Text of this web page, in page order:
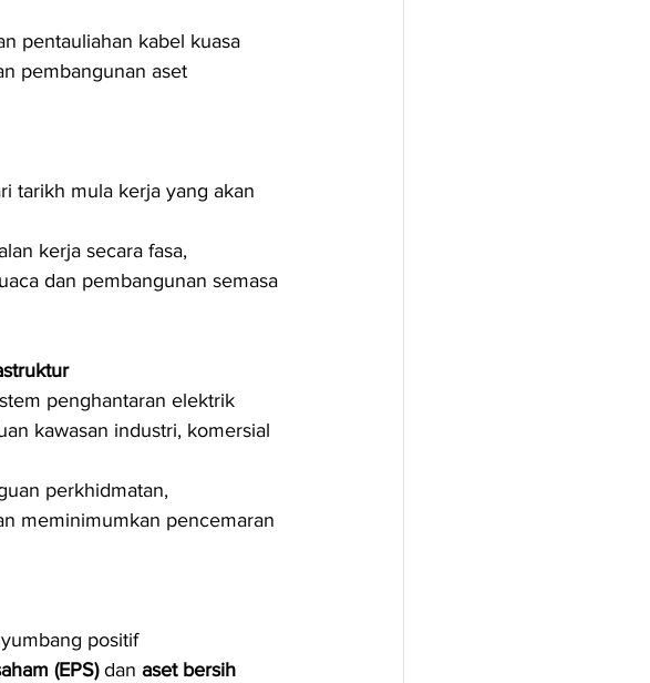
pentauliahan kabel kuasa
pembangunan aset
tarikh mula kerja yang akan
kerja secara fasa,
dan pembangunan semasa
penghantaran elektrik
kawasan industri, komersial
perkhidmatan,
meminimumkan pencemaran
positif
(EPS) dan aset bersih